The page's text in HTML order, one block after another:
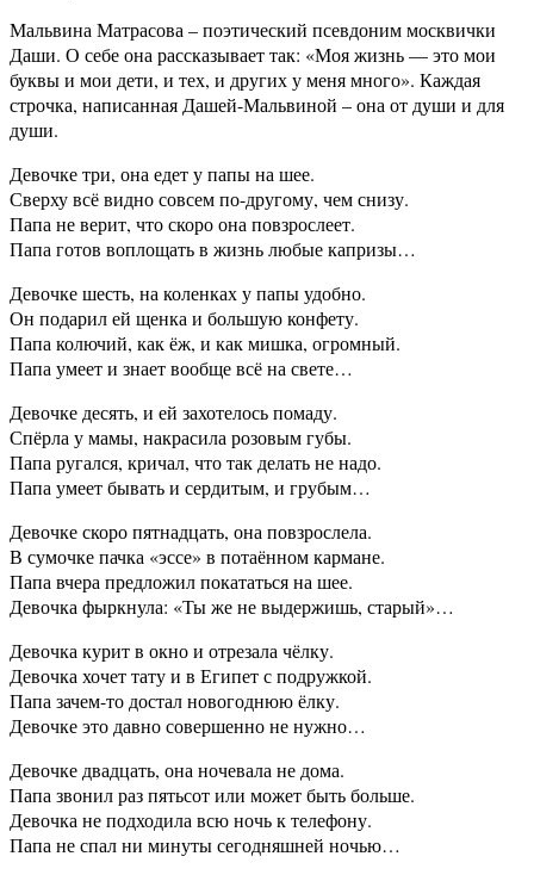
Мальвина Матрасова – поэтический псевдоним москвички
Даши. О себе она рассказывает так: «Моя жизнь — это мои
буквы и мои дети, и тех, и других у меня много». Каждая
строчка, написанная Дашей-Мальвиной – она от души и для
души.
Девочке три, она едет у папы на шее.
Сверху всё видно совсем по-другому, чем снизу.
Папа не верит, что скоро она повзрослеет.
Папа готов воплощать в жизнь любые капризы…
Девочке шесть, на коленках у папы удобно.
Он подарил ей щенка и большую конфету.
Папа колючий, как ёж, и как мишка, огромный.
Папа умеет и знает вообще всё на свете…
Девочке десять, и ей захотелось помаду.
Спёрла у мамы, накрасила розовым губы.
Папа ругался, кричал, что так делать не надо.
Папа умеет бывать и сердитым, и грубым…
Девочке скоро пятнадцать, она повзрослела.
В сумочке пачка «эссе» в потаённом кармане.
Папа вчера предложил покататься на шее.
Девочка фыркнула: «Ты же не выдержишь, старый»…
Девочка курит в окно и отрезала чёлку.
Девочка хочет тату и в Египет с подружкой.
Папа зачем-то достал новогоднюю ёлку.
Девочке это давно совершенно не нужно…
Девочке двадцать, она ночевала не дома.
Папа звонил раз пятьсот или может быть больше.
Девочка не подходила всю ночь к телефону.
Папа не спал ни минуты сегодняшней ночью…